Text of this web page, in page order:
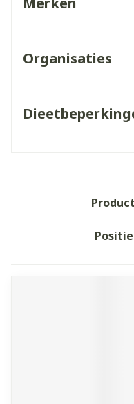
Organisaties
Sorteer